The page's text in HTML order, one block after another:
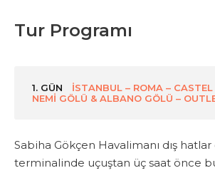
Tur Programı
1. GÜN
İSTANBUL – ROMA –
NEMİ GÖLÜ & ALBANO GÖLÜ –
Sabiha Gökçen Havalimanı dış hatlar
terminalinde uçuştan üç saat önce